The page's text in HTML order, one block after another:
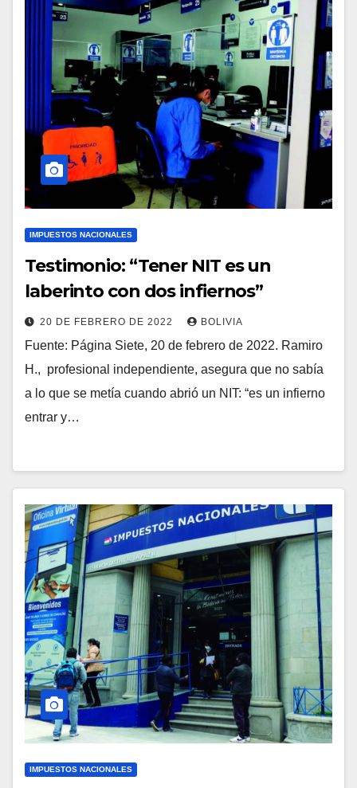
IMPUESTOS NACIONALES
Testimonio: “Tener NIT es un
laberinto con dos infiernos”
20 DE FEBRERO DE 2022 BOLIVIA
Fuente: Página Siete, 20 de febrero de 2022. Ramiro
H., profesional independiente, asegura que no sabía
a lo que se metía cuando abrió un NIT: “es un infierno
entrar y…
IMPUESTOS NACIONALES